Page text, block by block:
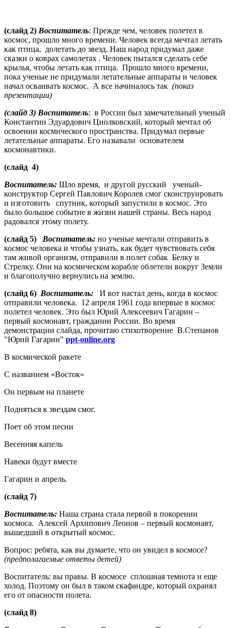
(слайд 2) Воспитатель: Прежде чем, человек полетел в
космос, прошло много времени. Человек всегда мечтал летать
как птица, долетать до звезд. Наш народ придумал даже
сказки о коврах самолетах . Человек пытался сделать себе
крылья, чтобы летать как птица. Прошло много времени,
пока ученые не придумали летательные аппараты и человек
начал осваивать космос. А все начиналось так (показ
презентации)
(слайд 3) Воспитатель: в России был замечательный ученый
Константин Эдуардович Циолковский, который мечтал об
освоении космического пространства. Придумал первые
летательные аппараты. Его называли основателем
космонавтики.
(слайд 4)
Воспитатель: Шло время, и другой русский ученый-
конструктор Сергей Павлович Королев смог сконструировать
и изготовить спутник, который запустили в космос. Это
было большое событие в жизни нашей страны. Весь народ
радовался этому полету.
(слайд 5)
Воспитатель: но ученые мечтали отправить в
космос человека и чтобы узнать, как будет чувствовать себя
там живой организм, отправили в полет собак Белку и
Стрелку. Они на космическом корабле облетели вокруг Земли
и благополучно вернулись на землю.
(слайд 6) Воспитатель: И вот настал день, когда в космос
отправили человека. 12 апреля 1961 года впервые в космос
полетел человек. Это был Юрий Алексеевич Гагарин –
первый космонавт, гражданин России. Во время
демонстрации слайда, прочитаю стихотворение В.Степанов
"Юрий Гагарин" ppt-online.org
В космической ракете
С названием «Восток»
Он первым на планете
Подняться к звездам смог.
Поет об этом песни
Весенняя капель
Навеки будут вместе
Гагарин и апрель.
(слайд 7)
Воспитатель: Наша страна стала первой в покорении
космоса. Алексей Архипович Леонов – первый космонавт,
вышедший в открытый космос.
Вопрос: ребята, как вы думаете, что он увидел в космосе?
(предполагаемые ответы детей)
Воспитатель: вы правы. В космосе сплошная темнота и еще
холод. Поэтому он был в таком скафандре, который охранял
его от опасности полета.
(слайд 8)